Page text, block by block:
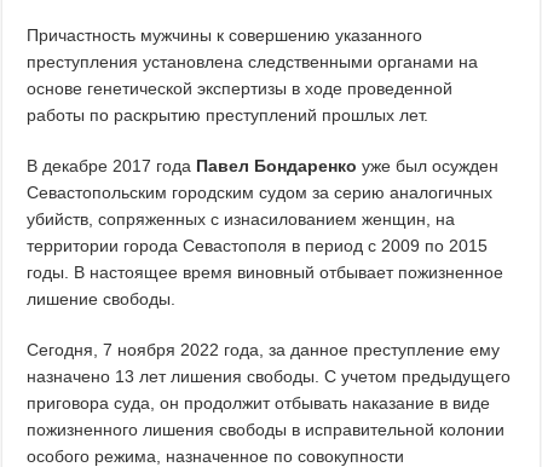
Причастность мужчины к совершению указанного
преступления установлена следственными органами на
основе генетической экспертизы в ходе проведенной
работы по раскрытию преступлений прошлых лет.
В декабре 2017 года Павел Бондаренко уже был осужден
Севастопольским городским судом за серию аналогичных
убийств, сопряженных с изнасилованием женщин, на
территории города Севастополя в период с 2009 по 2015
годы. В настоящее время виновный отбывает пожизненное
лишение свободы.
Сегодня, 7 ноября 2022 года, за данное преступление ему
назначено 13 лет лишения свободы. С учетом предыдущего
приговора суда, он продолжит отбывать наказание в виде
пожизненного лишения свободы в исправительной колонии
особого режима, назначенное по совокупности